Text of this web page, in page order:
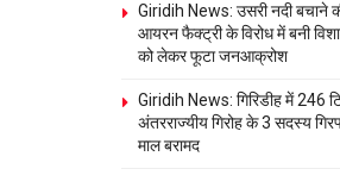
Giridih News: उसरी नदी बचाने
आयरन फैक्ट्री के विरोध में बनी
को लेकर फूटा जनआक्रोश
Giridih News: गिरिडीह में 246
अंतरराज्यीय गिरोह के 3 सदस्य
माल बरामद